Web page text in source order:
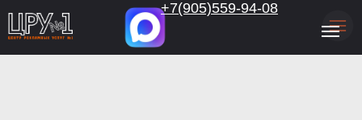
+7(905)559-94-08